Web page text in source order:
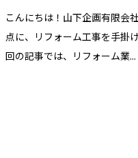
こんにちは！山下企画有限会
点に、リフォーム工事を手掛
回の記事では、リフォーム業...